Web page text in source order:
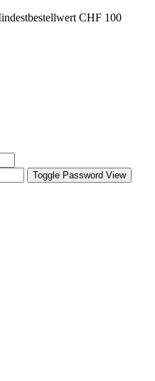
CHF 100
Toggle Password View